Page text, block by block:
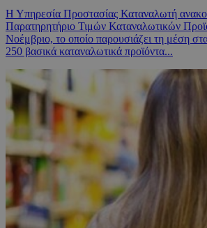
Η Υπηρεσία Προστασίας Καταναλωτή
Παρατηρητήριο Τιμών Καταναλωτικών
Νοέμβριο, το οποίο παρουσιάζει τη μέση
250 βασικά καταναλωτικά προϊόντα...